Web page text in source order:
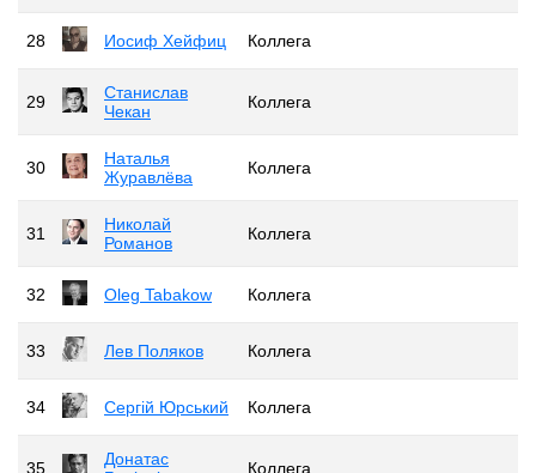
28 Иосиф Хейфиц Коллега
29
Станислав
Чекан
Коллега
30
Наталья
Журавлёва
Коллега
31
Николай
Романов
Коллега
32 Oleg Tabakow Коллега
33 Лев Поляков Коллега
34 Сергій Юрський Коллега
35
Донатас
Коллега